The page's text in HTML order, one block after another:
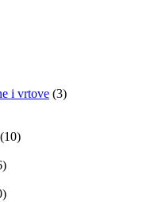
i vrtove (3)
(10)